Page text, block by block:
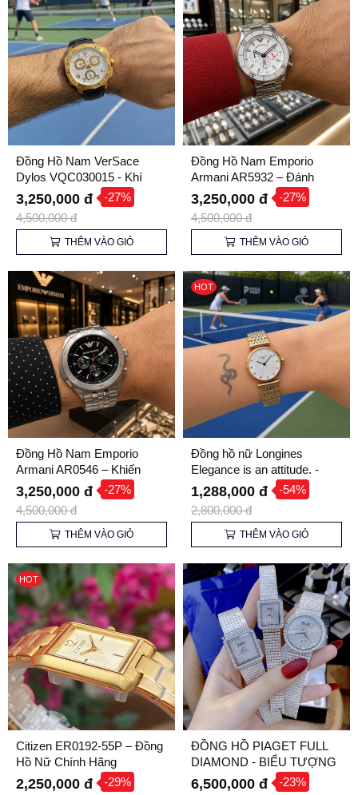
Đồng Hồ Nam VerSace
Dylos VQC030015 - Khí
Chất Thể Thao - Đẳng Cấp
Quý Ông
3,250,000 đ -27%
4,500,000 đ
THÊM VÀO GIỎ
Đồng Hồ Nam Emporio
Armani AR5932 – Đánh
Thức Bản Lĩnh, Khẳng Định
Khí Chất
3,250,000 đ -27%
4,500,000 đ
THÊM VÀO GIỎ
Đồng Hồ Nam Emporio
Armani AR0546 – Khiến
Người Khác Phải Xem Bạn !
3,250,000 đ -27%
4,500,000 đ
THÊM VÀO GIỎ
HOT
Đồng hồ nữ Longines
Elegance is an attitude. -
Thanh lịch từ trong tiềm thức
1,288,000 đ -54%
2,800,000 đ
THÊM VÀO GIỎ
HOT
Citizen ER0192-55P – Đồng
Hồ Nữ Chính Hãng
2,250,000 đ -29%
ĐỒNG HỒ PIAGET FULL
DIAMOND - BIỂU TƯỢNG
CỦA SỰ TINH HOA
6,500,000 đ -23%